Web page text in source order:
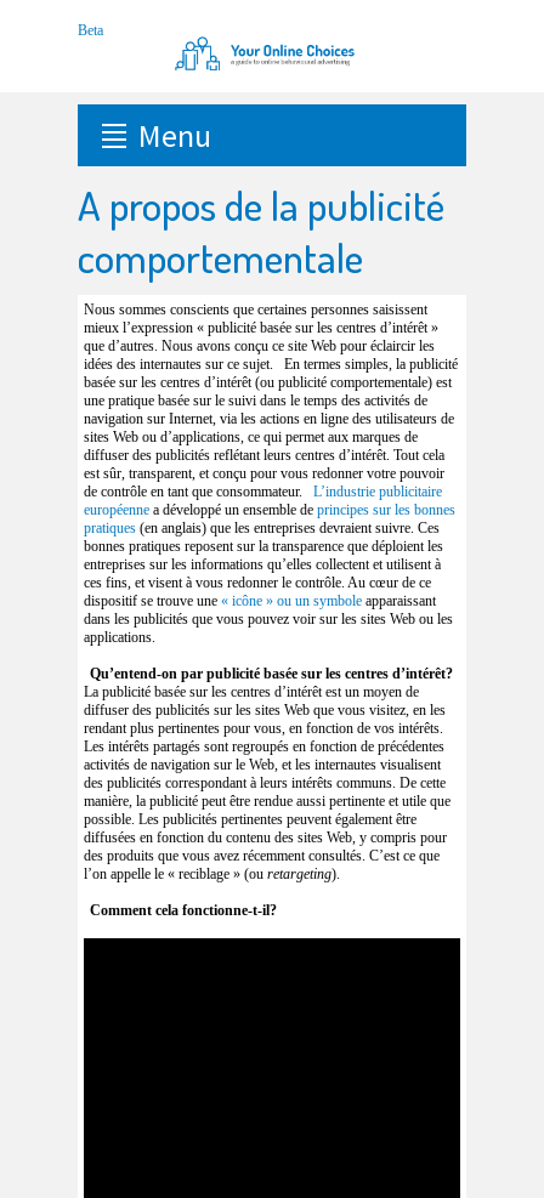
Menu
A propos de la publicité
comportementale
Nous sommes conscients que certaines personnes saisissent
mieux l’expression « publicité basée sur les centres d’intérêt »
que d’autres. Nous avons conçu ce site Web pour éclaircir les
idées des internautes sur ce sujet.
En termes simples, la publicité
basée sur les centres d’intérêt (ou publicité comportementale) est
une pratique basée sur le suivi dans le temps des activités de
navigation sur Internet, via les actions en ligne des utilisateurs de
sites Web ou d’applications, ce qui permet aux marques de
diffuser des publicités reflétant leurs centres d’intérêt. Tout cela
est sûr, transparent, et conçu pour vous redonner votre pouvoir
de contrôle en tant que consommateur.
L’industrie publicitaire
européenne a développé un ensemble de principes sur les bonnes
pratiques (en anglais) que les entreprises devraient suivre. Ces
bonnes pratiques reposent sur la transparence que déploient les
entreprises sur les informations qu’elles collectent et utilisent à
ces fins, et visent à vous redonner le contrôle. Au cœur de ce
dispositif se trouve une « icône » ou un symbole apparaissant
dans les publicités que vous pouvez voir sur les sites Web ou les
applications.
Qu’entend-on par publicité basée sur les centres d’intérêt?
La publicité basée sur les centres d’intérêt est un moyen de
diffuser des publicités sur les sites Web que vous visitez, en les
rendant plus pertinentes pour vous, en fonction de vos intérêts.
Les intérêts partagés sont regroupés en fonction de précédentes
activités de navigation sur le Web, et les internautes visualisent
des publicités correspondant à leurs intérêts communs. De cette
manière, la publicité peut être rendue aussi pertinente et utile que
possible. Les publicités pertinentes peuvent également être
diffusées en fonction du contenu des sites Web, y compris pour
des produits que vous avez récemment consultés. C’est ce que
l’on appelle le « reciblage » (ou retargeting).
Comment cela fonctionne-t-il?